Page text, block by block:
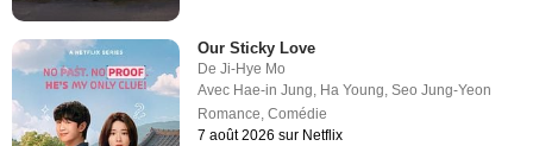
Our Sticky Love
DeJi-Hye Mo
Avec Hae-in Jung, Ha Young,Seo Jung-Yeon
Romance,Comédie
7 août 2026 sur Netflix